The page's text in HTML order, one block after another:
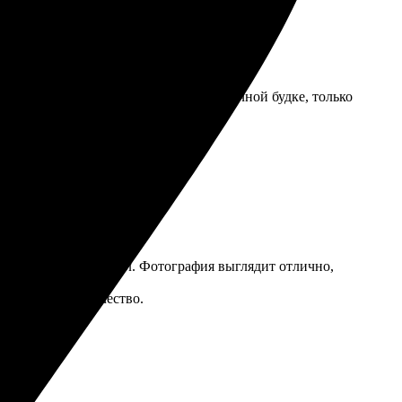
Качество стандартное, как в обычной будке, только
рамок порадовал. Фотография выглядит отлично,
достойное качество.